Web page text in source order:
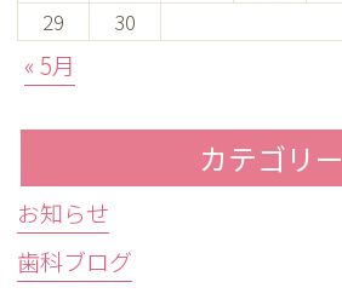
29
30
« 5月
カテゴリー
お知らせ
歯科ブログ